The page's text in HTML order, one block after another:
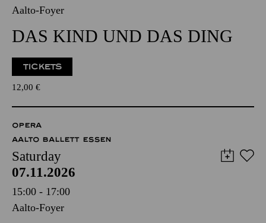
Aalto-Foyer
DAS KIND UND DAS DING
TICKETS
12,00 €
OPERA
AALTO BALLETT ESSEN
Saturday
07.11.2026
15:00 - 17:00
Aalto-Foyer